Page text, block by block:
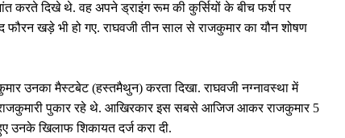
करते दिखे थे. वह अपने ड्राइंग रूम की कुर्सियों के बीच फर्श पर
खड़े भी हो गए. राघवजी तीन साल से राजकुमार का यौन शोषण
उनका मैस्टबेट (हस्तमैथुन) करता दिखा. राघवजी नग्नावस्था में
पुकार रहे थे. आखिरकार इस सबसे आजिज आकर राजकुमार 5
उनके खिलाफ शिकायत दर्ज करा दी.